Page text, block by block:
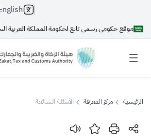
موقع حكومي رسمي تابع لحكومة المملكة العربية
بحث
الرئيسية مركز المعرفة الأسئلة الشائعة